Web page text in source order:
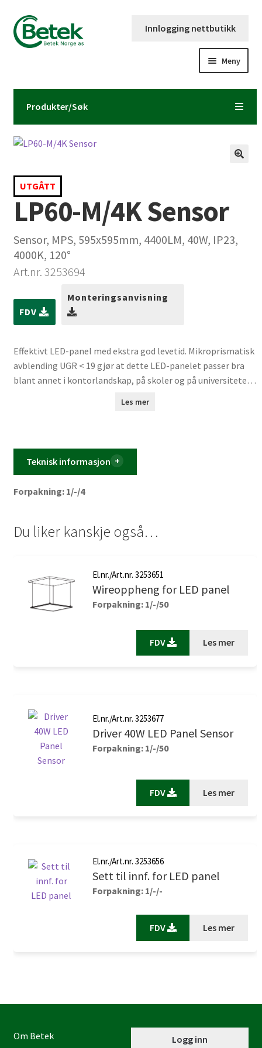
Hopp
til
navigasjon
Hopp
til
innhold
Innlogging nettbutikk
Meny
Forsiden
Kontaktinformasjon
Om Betek Norge AS
Volumpriser
UTGÅTT
LP60-M/4K Sensor
Sensor, MPS, 595x595mm, 4400LM, 40W, IP23,
4000K, 120°
Art.nr. 3253694
FDV
Monteringsanvisning
Effektivt LED-panel med ekstra god levetid. Mikroprismatisk
avblending UGR < 19 gjør at dette LED-panelet passer bra
blant annet i kontorlandskap, på skoler og på universiteter
Les mer
Teknisk informasjon
Forpakning: 1/-/4
Du liker kanskje også…
El.nr./Art.nr. 3253651
Wireoppheng for LED panel
Forpakning: 1/-/50
FDV Les mer
El.nr./Art.nr. 3253677
Driver 40W LED Panel Sensor
Forpakning: 1/-/50
FDV Les mer
El.nr./Art.nr. 3253656
Sett til innf. for LED panel
Forpakning: 1/-/-
FDV Les mer
Produkter/Søk
Logg inn
Om Betek